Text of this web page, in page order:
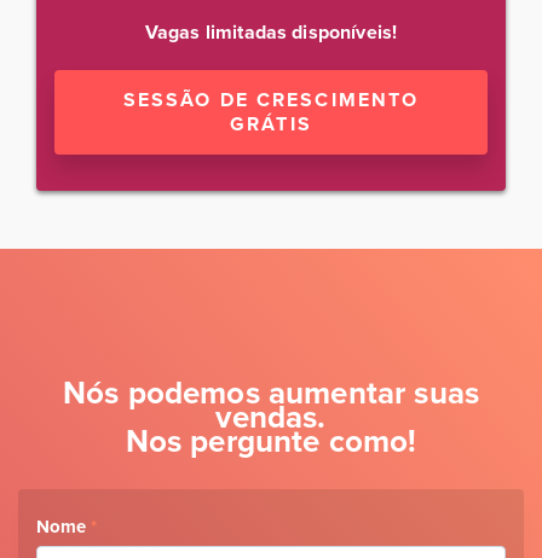
Vagas limitadas disponíveis!
SESSÃO DE CRESCIMENTO
GRÁTIS
Nós podemos aumentar suas
vendas.
Nos pergunte como!
Nome *